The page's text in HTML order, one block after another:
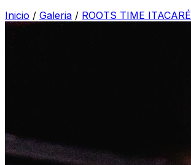
Inicio / Galeria / ROOTS TIME ITACARÉ